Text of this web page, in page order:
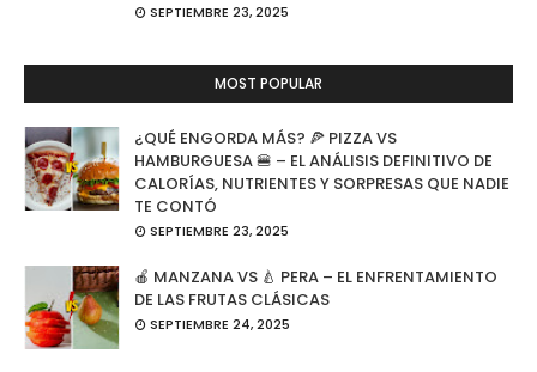
SEPTIEMBRE 23, 2025
MOST POPULAR
¿QUÉ ENGORDA MÁS? 🍕 PIZZA VS
HAMBURGUESA 🍔 – EL ANÁLISIS DEFINITIVO DE
CALORÍAS, NUTRIENTES Y SORPRESAS QUE NADIE
TE CONTÓ
SEPTIEMBRE 23, 2025
🍎 MANZANA VS 🍐 PERA – EL ENFRENTAMIENTO
DE LAS FRUTAS CLÁSICAS
SEPTIEMBRE 24, 2025